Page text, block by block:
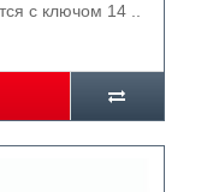
с ключом 14 ..